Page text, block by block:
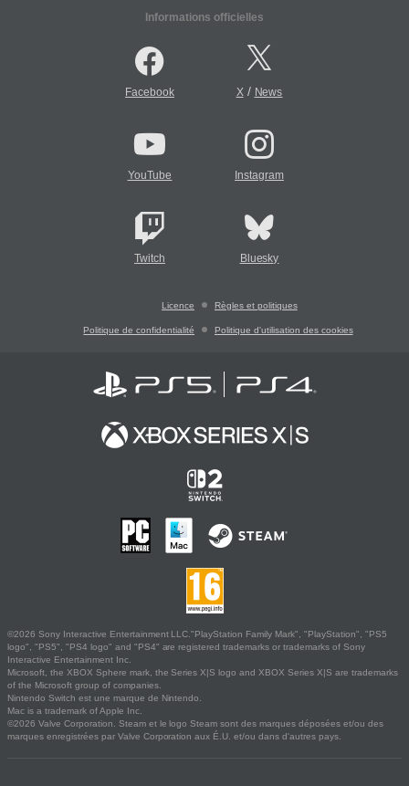
Informations officielles
Facebook X/ News
YouTube Instagram
Twitch Bluesky
Licence Règles et politiques
Politique de confidentialité Politique d'utilisation des cookies
©2026 Sony Interactive Entertainment LLC."PlayStation Family Mark", "PlayStation", "PS5
logo", "PS5", "PS4 logo" and "PS4" are registered trademarks or trademarks of Sony
Interactive Entertainment Inc.
Microsoft, the XBOX Sphere mark, the Series X|S logo and XBOX Series X|S are trademarks
of the Microsoft group of companies.
Nintendo Switch est une marque de Nintendo.
Mac is a trademark of Apple Inc.
©2026 Valve Corporation. Steam et le logo Steam sont des marques déposées et/ou des
marques enregistrées par Valve Corporation aux É.U. et/ou dans d'autres pays.